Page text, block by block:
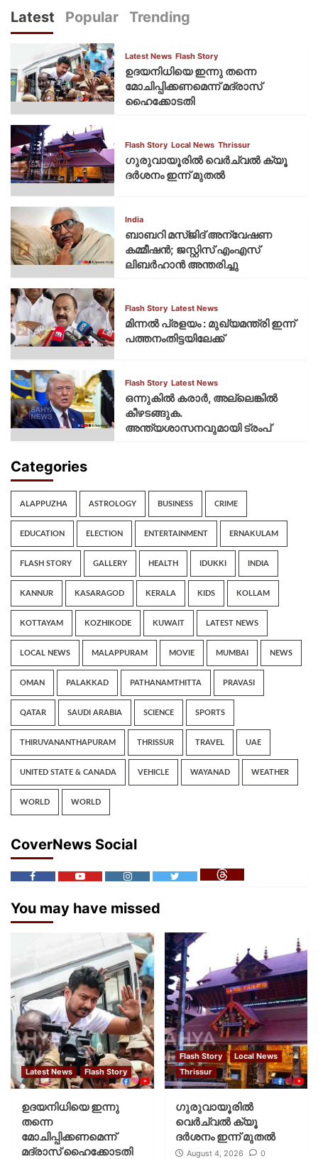
Latest Popular Trending
Latest News Flash Story
ഉദയനിധിയെ ഇന്നു തന്നെ
മോചിപ്പിക്കണമെന്ന് മദ്രാസ്
ഹൈക്കോടതി
Flash Story Local News Thrissur
ഗുരുവായൂരില്‍ വെര്‍ച്വല്‍ ക്യൂ
ദര്‍ശനം ഇന്ന് മുതല്‍
India
ബാബറി മസ്ജിദ് അന്വേഷണ
കമ്മീഷന്‍; ജസ്റ്റിസ് എംഎസ്
ലിബര്‍ഹാന്‍ അന്തരിച്ചു
Flash Story Latest News
മിന്നല്‍ പ്രളയം : മുഖ്യമന്ത്രി ഇന്ന്
പത്തനംതിട്ടയിലേക്ക്
Flash Story Latest News
ഒന്നുകില്‍ കരാര്‍, അല്ലെങ്കില്‍
കീഴടങ്ങുക.
അന്ത്യശാസനവുമായി ട്രംപ്
Categories
ALAPPUZHA ASTROLOGY BUSINESS CRIME
EDUCATION ELECTION ENTERTAINMENT ERNAKULAM
FLASH STORY GALLERY HEALTH IDUKKI INDIA
KANNUR KASARAGOD KERALA KIDS KOLLAM
KOTTAYAM KOZHIKODE KUWAIT LATEST NEWS
LOCAL NEWS MALAPPURAM MOVIE MUMBAI NEWS
OMAN PALAKKAD PATHANAMTHITTA PRAVASI
QATAR SAUDI ARABIA SCIENCE SPORTS
THIRUVANANTHAPURAM THRISSUR TRAVEL UAE
UNITED STATE & CANADA VEHICLE WAYANAD WEATHER
WORLD WORLD
CoverNews Social
You may have missed
Latest News Flash Story
ഉദയനിധിയെ ഇന്നു
തന്നെ
മോചിപ്പിക്കണമെന്ന്
മദ്രാസ് ഹൈക്കോടതി
Flash Story
Local News
Thrissur
ഗുരുവായൂരില്‍
വെര്‍ച്വല്‍ ക്യൂ
ദര്‍ശനം ഇന്ന് മുതല്‍
August 4, 2026 0